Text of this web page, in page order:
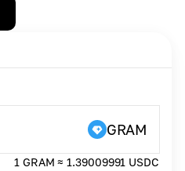
GRAM
1 GRAM ≈ 1.39009991 USDC